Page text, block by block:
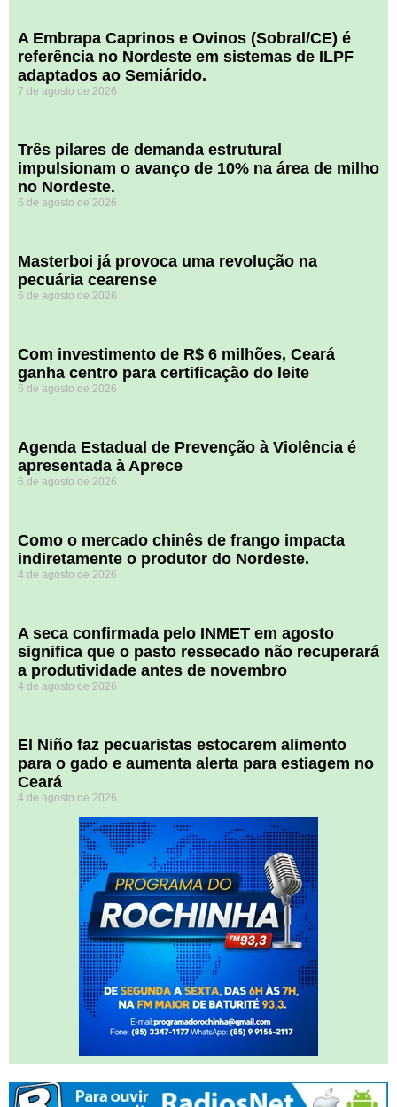
A Embrapa Caprinos e Ovinos (Sobral/CE) é
referência no Nordeste em sistemas de ILPF
adaptados ao Semiárido.
7 de agosto de 2026
​Três pilares de demanda estrutural
impulsionam o avanço de 10% na área de milho
no Nordeste.
6 de agosto de 2026
Masterboi já provoca uma revolução na
pecuária cearense
6 de agosto de 2026
Com investimento de R$ 6 milhões, Ceará
ganha centro para certificação do leite
6 de agosto de 2026
Agenda Estadual de Prevenção à Violência é
apresentada à Aprece
6 de agosto de 2026
​Como o mercado chinês de frango impacta
indiretamente o produtor do Nordeste.
4 de agosto de 2026
A seca confirmada pelo INMET em agosto
significa que o pasto ressecado não recuperará
a produtividade antes de novembro
4 de agosto de 2026
El Niño faz pecuaristas estocarem alimento
para o gado e aumenta alerta para estiagem no
Ceará
4 de agosto de 2026